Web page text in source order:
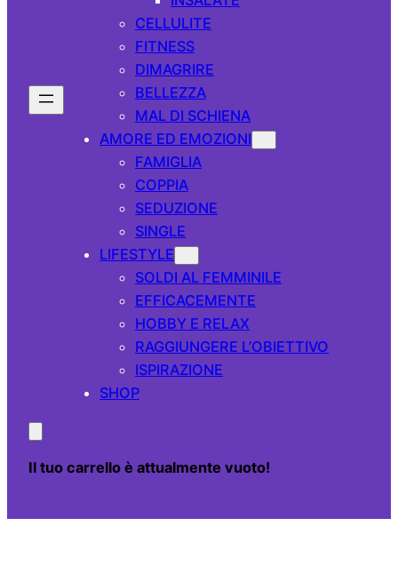
CELLULITE
FITNESS
DIMAGRIRE
BELLEZZA
MAL DI SCHIENA
AMORE ED EMOZIONI
FAMIGLIA
COPPIA
SEDUZIONE
SINGLE
LIFESTYLE
SOLDI AL FEMMINILE
EFFICACEMENTE
HOBBY E RELAX
RAGGIUNGERE L’OBIETTIVO
ISPIRAZIONE
SHOP
Il tuo carrello è attualmente vuoto!